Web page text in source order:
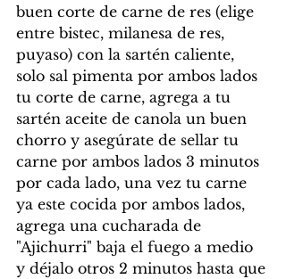
buen corte de carne de res (elige
entre bistec, milanesa de res,
puyaso) con la sartén caliente,
solo sal pimenta por ambos lados
tu corte de carne, agrega a tu
sartén aceite de canola un buen
chorro y asegúrate de sellar tu
carne por ambos lados 3 minutos
por cada lado, una vez tu carne
ya este cocida por ambos lados,
agrega una cucharada de
"Ajichurri" baja el fuego a medio
y déjalo otros 2 minutos hasta que